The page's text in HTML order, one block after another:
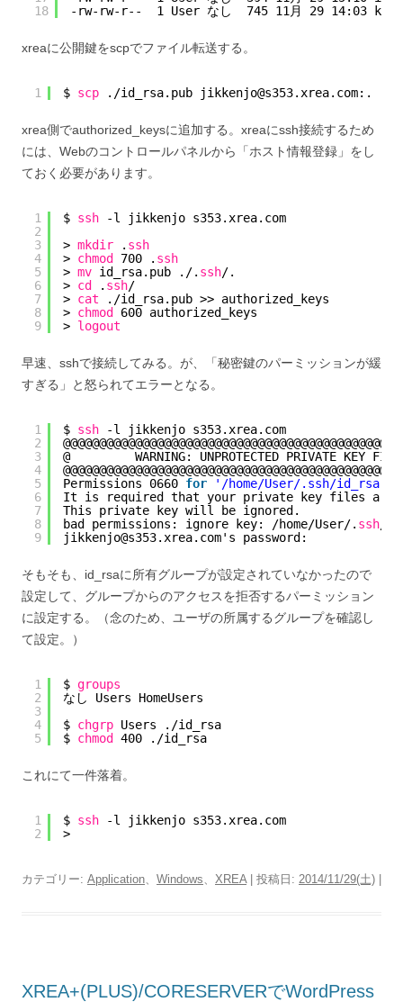
18
-rw-rw-r--  1 User なし  745 11月 29 14:03
xreaに公開鍵をscpでファイル転送する。
1 $ scp . /id_rsa.pub jikkenjo@s353.xrea.com:.
xrea側でauthorized_keysに追加する。xreaにssh接続するため
には、Webのコントロールパネルから「ホスト情報登録」をし
ておく必要があります。
1
2
3
4
5
6
7
8
9
$ ssh
-l jikkenjo s353.xrea.com
> mkdir . ssh
> chmod 700 . ssh
> mv id_rsa.pub ./. ssh/.
> cd . ssh/
> cat . /id_rsa.pub >> authorized_keys
> chmod
600 authorized_keys
> logout
早速、sshで接続してみる。が、「秘密鍵のパーミッションが緩
すぎる」と怒られてエラーとなる。
1
2
3
4
5
6
7
8
9
$ ssh
-l jikkenjo s353.xrea.com
@         WARNING: UNPROTECTED PRIVATE KEY
Permissions 0660 for '/home/User/.ssh/id_rsa'
It is required that your private key files are
This private key will be ignored.
bad permissions: ignore key:
/home/User/. ssh
jikkenjo@s353.xrea.com's password:
そもそも、id_rsaに所有グループが設定されていなかったので
設定して、グループからのアクセスを拒否するパーミッション
に設定する。（念のため、ユーザの所属するグループを確認し
て設定。）
1
2
3
4
5
$ groups
なし Users HomeUsers
$ chgrp Users . /id_rsa
$ chmod 400 . /id_rsa
これにて一件落着。
1
2
$ ssh
-l jikkenjo s353.xrea.com
>
カテゴリー: Application、 Windows、 XREA| 投稿日: 2014/11/29(土)
XREA+(PLUS)/CORESERVERでWordPress